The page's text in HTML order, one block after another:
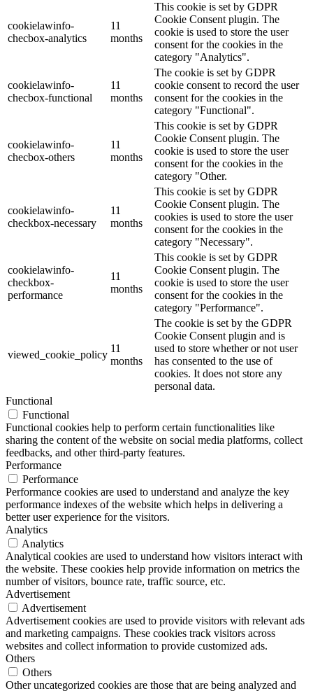
cookielawinfo-
checbox-analytics
11
months
This cookie is set by GDPR
Cookie Consent plugin. The
cookie is used to store the user
consent for the cookies in the
category "Analytics".
cookielawinfo-
checbox-functional
11
months
The cookie is set by GDPR
cookie consent to record the user
consent for the cookies in the
category "Functional".
cookielawinfo-
checbox-others
11
months
This cookie is set by GDPR
Cookie Consent plugin. The
cookie is used to store the user
consent for the cookies in the
category "Other.
cookielawinfo-
checkbox-necessary
11
months
This cookie is set by GDPR
Cookie Consent plugin. The
cookies is used to store the user
consent for the cookies in the
category "Necessary".
cookielawinfo-
checkbox-
performance
11
months
This cookie is set by GDPR
Cookie Consent plugin. The
cookie is used to store the user
consent for the cookies in the
category "Performance".
viewed_cookie_policy
11
months
The cookie is set by the GDPR
Cookie Consent plugin and is
used to store whether or not user
has consented to the use of
cookies. It does not store any
personal data.
Functional
Functional
Functional cookies help to perform certain functionalities like
sharing the content of the website on social media platforms, collect
feedbacks, and other third-party features.
Performance
Performance
Performance cookies are used to understand and analyze the key
performance indexes of the website which helps in delivering a
better user experience for the visitors.
Analytics
Analytics
Analytical cookies are used to understand how visitors interact with
the website. These cookies help provide information on metrics the
number of visitors, bounce rate, traffic source, etc.
Advertisement
Advertisement
Advertisement cookies are used to provide visitors with relevant ads
and marketing campaigns. These cookies track visitors across
websites and collect information to provide customized ads.
Others
Others
Other uncategorized cookies are those that are being analyzed and